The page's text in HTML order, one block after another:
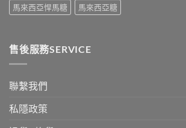
解〉
中
馬來西亞悍馬糖
馬來西亞糖
售後服務SERVICE
聯繫我們
私隱政策